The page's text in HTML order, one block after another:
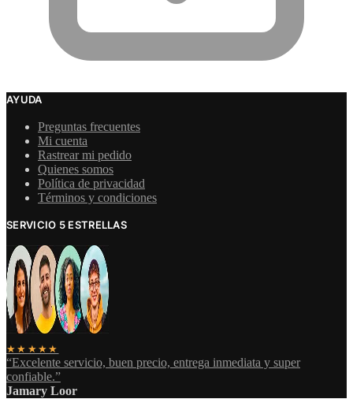
AYUDA
Preguntas frecuentes
Mi cuenta
Rastrear mi pedido
Quienes somos
Política de privacidad
Términos y condiciones
SERVICIO 5 ESTRELLAS
★★★★★
“Excelente servicio, buen precio, entrega inmediata y super
confiable.”
Jamary Loor